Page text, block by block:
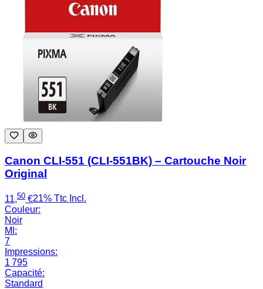
Canon CLI-551 (CLI-551BK) – Cartouche Noir
Original
11,50 €21% Ttc Incl.
Couleur:
Noir
Ml :
7
Impressions:
1 795
Capacité:
Standard